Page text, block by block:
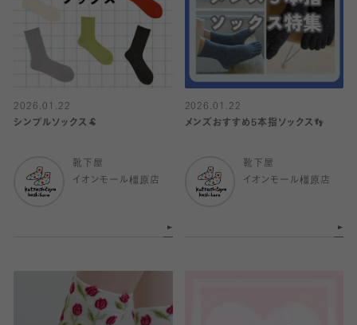
2026.01.22
シンプルソックス🐏
靴下屋
イオンモール橿原店
2026.01.22
メンズおすすめ5本指ソックス👣
靴下屋
イオンモール橿原店